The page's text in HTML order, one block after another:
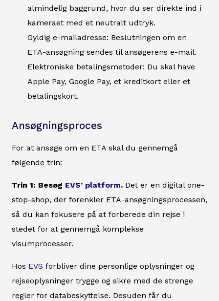
almindelig baggrund, hvor du ser direkte ind i
kameraet med et neutralt udtryk.
Gyldig e-mailadresse: Beslutningen om en
ETA-ansøgning sendes til ansøgerens e-mail.
Elektroniske betalingsmetoder: Du skal have
Apple Pay, Google Pay, et kreditkort eller et
betalingskort.
Ansøgningsproces
For at ansøge om en ETA skal du gennemgå
følgende trin:
Trin 1: Besøg EVS’ platform. Det er en digital one-
stop-shop, der forenkler ETA-ansøgningsprocessen,
så du kan fokusere på at forberede din rejse i
stedet for at gennemgå komplekse
visumprocesser.
Hos EVS forbliver dine personlige oplysninger og
rejseoplysninger trygge og sikre med de strenge
regler for databeskyttelse. Desuden får du